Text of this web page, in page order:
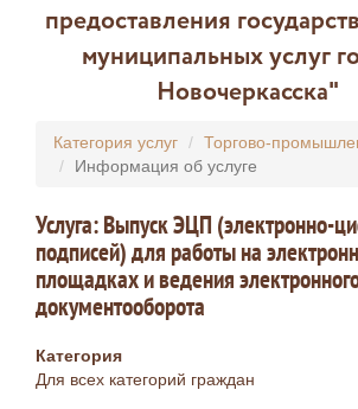
предоставления
муниципальных услуг
Новочеркасска"
Категория услуг
Торгово-
Информация об услуге
Услуга: Выпуск ЭЦП (электронно-
подписей) для работы на
площадках и ведения
документооборота
Категория
Для всех категорий граждан